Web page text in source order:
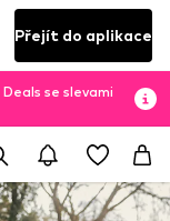
Přejít do aplikace
se slevami